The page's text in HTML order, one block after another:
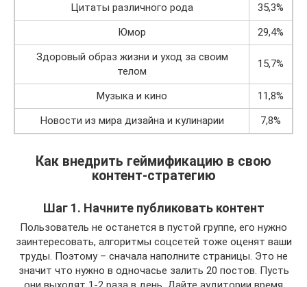
Цитаты различного рода
35,3%
Юмор
29,4%
Здоровый образ жизни и уход за своим
телом
15,7%
Музыка и кино
11,8%
Новости из мира дизайна и кулинарии
7,8%
Как внедрить геймификацию в свою
контент-стратегию
Шаг 1. Начните публиковать контент
Пользователь не останется в пустой группе, его нужно
заинтересовать, алгоритмы соцсетей тоже оценят ваши
труды. Поэтому – сначала наполните страницы. Это не
значит что нужно в одночасье залить 20 постов. Пусть